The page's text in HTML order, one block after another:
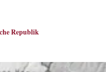
Republik
SeiteSeiteSeiteSeite